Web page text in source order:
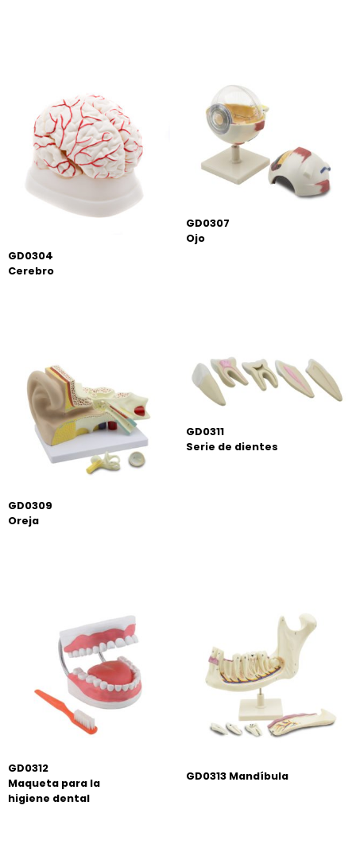
GD0304
Cerebro
GD0307
Ojo
GD0309
Oreja
GD0311
Serie de dientes
GD0312
Maqueta para la
higiene dental
GD0313 Mandíbula